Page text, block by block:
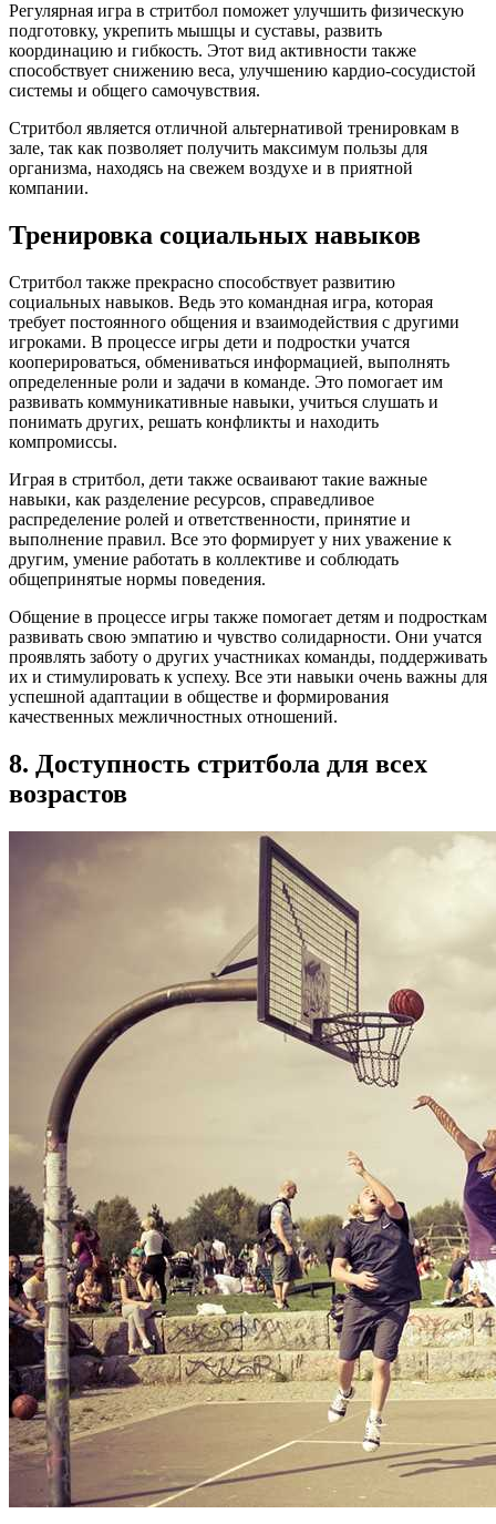
Регулярная игра в стритбол поможет улучшить физическую
подготовку, укрепить мышцы и суставы, развить
координацию и гибкость. Этот вид активности также
способствует снижению веса, улучшению кардио-сосудистой
системы и общего самочувствия.
Стритбол является отличной альтернативой тренировкам в
зале, так как позволяет получить максимум пользы для
организма, находясь на свежем воздухе и в приятной
компании.
Тренировка социальных навыков
Стритбол также прекрасно способствует развитию
социальных навыков. Ведь это командная игра, которая
требует постоянного общения и взаимодействия с другими
игроками. В процессе игры дети и подростки учатся
кооперироваться, обмениваться информацией, выполнять
определенные роли и задачи в команде. Это помогает им
развивать коммуникативные навыки, учиться слушать и
понимать других, решать конфликты и находить
компромиссы.
Играя в стритбол, дети также осваивают такие важные
навыки, как разделение ресурсов, справедливое
распределение ролей и ответственности, принятие и
выполнение правил. Все это формирует у них уважение к
другим, умение работать в коллективе и соблюдать
общепринятые нормы поведения.
Общение в процессе игры также помогает детям и подросткам
развивать свою эмпатию и чувство солидарности. Они учатся
проявлять заботу о других участниках команды, поддерживать
их и стимулировать к успеху. Все эти навыки очень важны для
успешной адаптации в обществе и формирования
качественных межличностных отношений.
8. Доступность стритбола для всех
возрастов